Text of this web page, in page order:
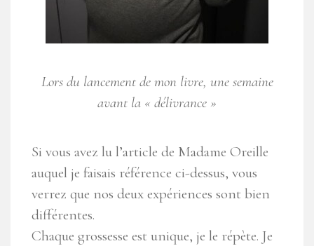
Lors du lancement de mon livre, une semaine
avant la « délivrance »
Si vous avez lu l’article de Madame Oreille
auquel je faisais référence ci-dessus, vous
verrez que nos deux expériences sont bien
différentes.
Chaque grossesse est unique, je le répète. Je